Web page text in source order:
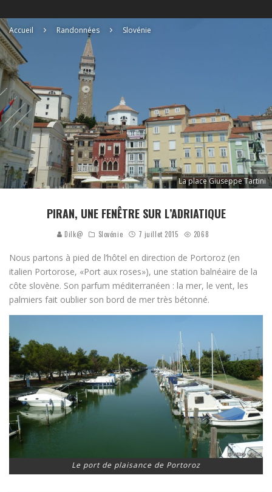
Accueil Randonnées Slovénie
La place Giuseppe Tartini
PIRAN, UNE FENÊTRE SUR L’ADRIATIQUE
Dilk@ Slovénie 7 juillet 2015 2068
Nous partons à pied de l’hôtel en direction de Portoroz (en
italien Portorose, «Port aux roses»), une station balnéaire de la
côte slovène. Son parfum méditerranéen : la mer, le vent, les
palmiers fait oublier son bord de mer très bétonné.
Le port de plaisance de Portoroz